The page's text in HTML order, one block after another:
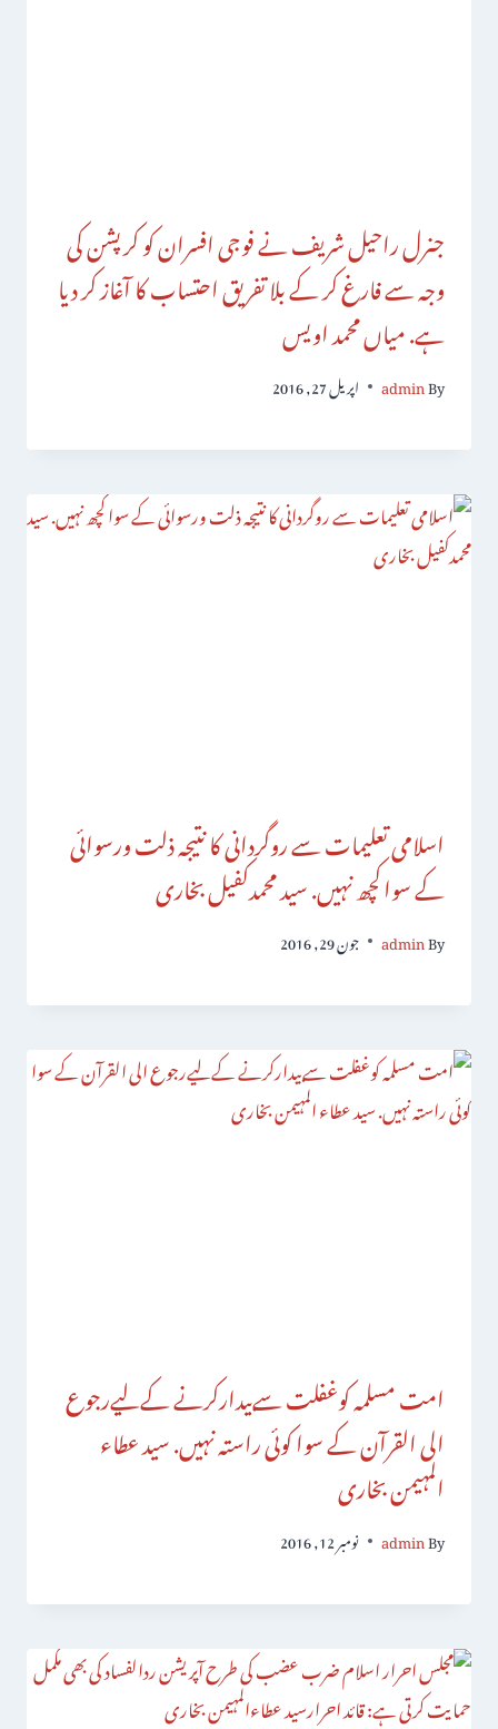
جنرل راحیل شریف نے فوجی افسران کو کرپشن کی
وجہ سے فارغ کر کے بلا تفریق احتساب کا آغاز کر دیا
ہے. میاں محمد اویس
By
admin اپریل 27, 2016
اسلامی تعلیمات سے روگردانی کا نتیجہ ذلت ورسوائی
کے سواکچھ نہیں. سید محمدکفیل بخاری
By
admin جون 29, 2016
امت مسلمہ کوغفلت سےبیدارکرنے کےلیےرجوع
الی القرآن کے سوا کوئی راستہ نہیں. سید عطاء
المہیمن بخاری
By
admin نومبر 12, 2016